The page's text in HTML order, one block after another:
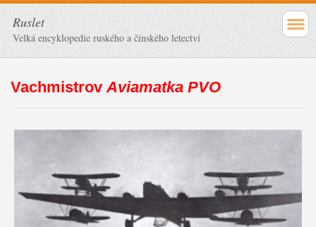
Ruslet
Velká encyklopedie ruského a čínského letectví
Vachmistrov Aviamatka PVO